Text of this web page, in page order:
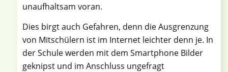
unaufhaltsam voran.
Dies birgt auch Gefahren, denn die Ausgrenzung
von Mitschülern ist im Internet leichter denn je. In
der Schule werden mit dem Smartphone Bilder
geknipst und im Anschluss ungefragt